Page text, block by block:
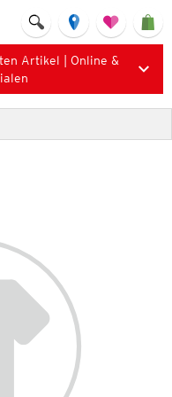
Artikel | Online &